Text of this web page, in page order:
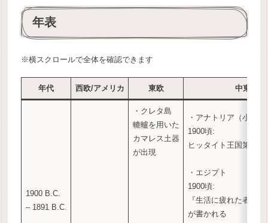
年表
※横スクロールで全体を確認できます
年代 西欧/アメリカ 東欧 中東/ア
1900 B.C.
– 1891 B.C.
・クレタ島
轆轤を用いた
カマレス土器
が出現
・アナトリア（小アジ
1900頃:
ヒッタイト王国第1王
・エジプト
1900頃:
『生活に疲れた者の
が書かれる